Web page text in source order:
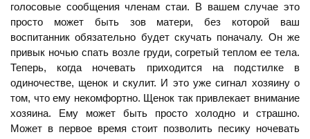
голосовые сообщения членам стаи. В вашем случае это
просто может быть зов матери, без которой ваш
воспитанник обязательно будет скучать поначалу. Он же
привык ночью спать возле груди, согретый теплом ее тела.
Теперь, когда ночевать приходится на подстилке в
одиночестве, щенок и скулит. И это уже сигнал хозяину о
том, что ему некомфортно. Щенок так привлекает внимание
хозяина. Ему может быть просто холодно и страшно.
Может в первое время стоит позволить песику ночевать